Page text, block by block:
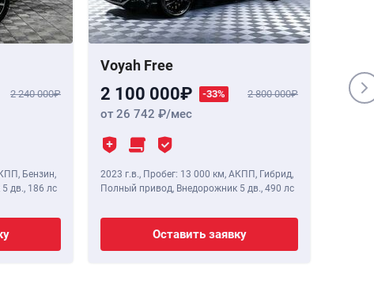
2 240 000
Бензин,
дв., 186 лс
Voyah Free
2 100 000 -33% 2 800 000
от 26 742 /мес
2023 г.в., Пробег: 13 000 км, АКПП, Гибрид,
Полный привод, Внедорожник 5 дв., 490 лс
Оставить заявку
1